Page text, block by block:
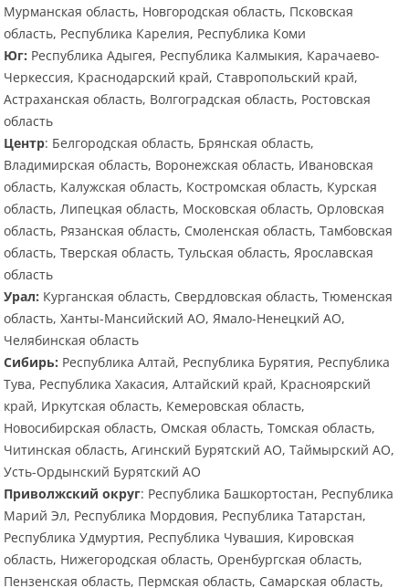
Мурманская область, Новгородская область, Псковская
область, Республика Карелия, Республика Коми
Юг: Республика Адыгея, Республика Калмыкия, Карачаево-
Черкессия, Краснодарский край, Ставропольский край,
Астраханская область, Волгоградская область, Ростовская
область
Центр: Белгородская область, Брянская область,
Владимирская область, Воронежская область, Ивановская
область, Калужская область, Костромская область, Курская
область, Липецкая область, Московская область, Орловская
область, Рязанская область, Смоленская область, Тамбовская
область, Тверская область, Тульская область, Ярославская
область
Урал: Курганская область, Свердловская область, Тюменская
область, Ханты-Мансийский АО, Ямало-Ненецкий АО,
Челябинская область
Сибирь: Республика Алтай, Республика Бурятия, Республика
Тува, Республика Хакасия, Алтайский край, Красноярский
край, Иркутская область, Кемеровская область,
Новосибирская область, Омская область, Томская область,
Читинская область, Агинский Бурятский АО, Таймырский АО,
Усть-Ордынский Бурятский АО
Приволжский округ: Республика Башкортостан, Республика
Марий Эл, Республика Мордовия, Республика Татарстан,
Республика Удмуртия, Республика Чувашия, Кировская
область, Нижегородская область, Оренбургская область,
Пензенская область, Пермская область, Самарская область,